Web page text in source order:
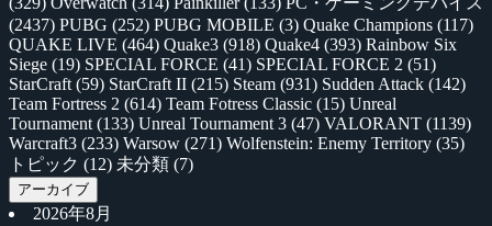
(2437) PUBG (252) PUBG MOBILE (3) Quake Champions (117)
QUAKE LIVE (464) Quake3 (918) Quake4 (393) Rainbow Six
Siege (19) SPECIAL FORCE (41) SPECIAL FORCE 2 (51)
StarCraft (59) StarCraft II (215) Steam (931) Sudden Attack (142)
Team Fortress 2 (614) Team Fotress Classic (15) Unreal
Tournament (133) Unreal Tournament 3 (47) VALORANT (1139)
Warcraft3 (233) Warsow (271) Wolfenstein: Enemy Territory (35)
トピック (12) 未分類 (7)
アーカイブ
2026年8月